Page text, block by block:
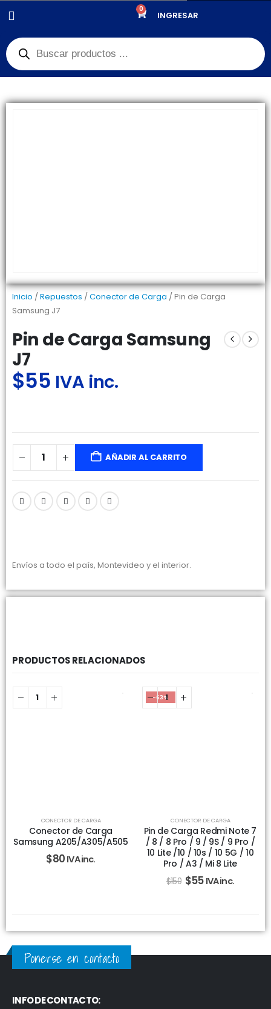
0
INGRESAR
CONECTOR DE CARGA
Inicio /Repuestos /Conector de Carga / Pin de Carga
Samsung J7
Pin de Carga Samsung
J7
$55 IVA inc.
AÑADIR AL CARRITO
Envíos a todo el país, Montevideo y el interior.
PRODUCTOS RELACIONADOS
CONECTOR DE CARGA
Conector de Carga
Samsung A205/A305/A505
$80 IVA inc.
-63%
CONECTOR DE CARGA
Pin de Carga Redmi Note 7
/ 8 / 8 Pro / 9 / 9S / 9 Pro /
10 Lite /10 / 10s / 10 5G / 10
Pro / A3 / Mi 8 Lite
$150 $55 IVA inc.
Ponerse en contacto
INFO DE CONTACTO: